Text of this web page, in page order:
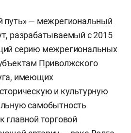
путь» — межрегиональный
разрабатываемый с 2015
серию межрегиональных
Приволжского
имеющих
и культурную
самобытность
главной торговой